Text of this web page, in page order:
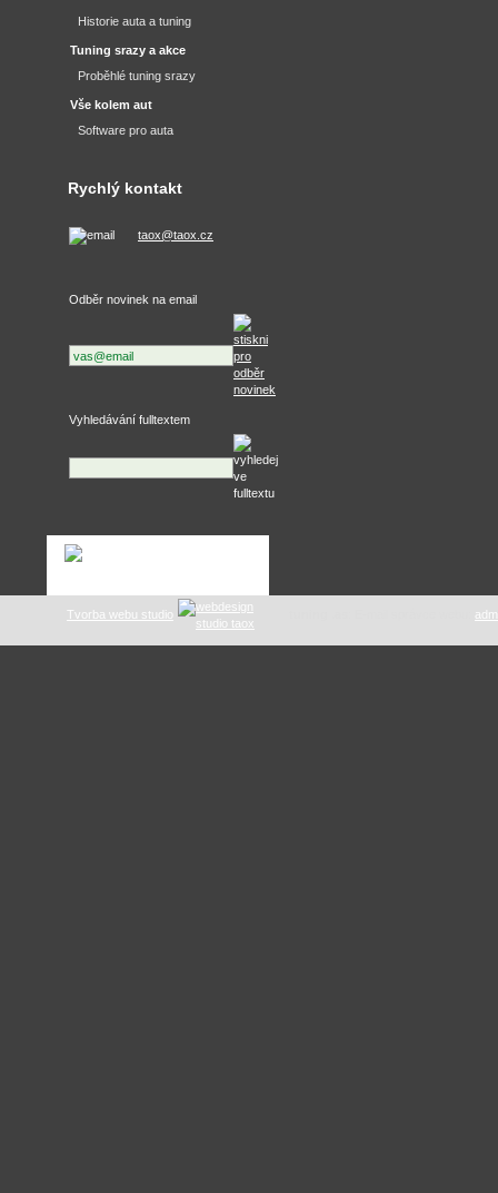
Historie auta a tuning
Tuning srazy a akce
Proběhlé tuning srazy
Vše kolem aut
Software pro auta
Rychlý kontakt
taox@taox.cz
Odběr novinek na email
Vyhledávání fulltextem
Tvorba webu studio